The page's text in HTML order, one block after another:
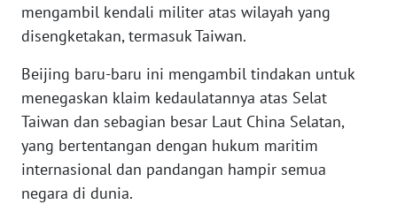
mengambil kendali militer atas wilayah yang
disengketakan, termasuk Taiwan.
Beijing baru-baru ini mengambil tindakan untuk
menegaskan klaim kedaulatannya atas Selat
Taiwan dan sebagian besar Laut China Selatan,
yang bertentangan dengan hukum maritim
internasional dan pandangan hampir semua
negara di dunia.
WN
PAPUA
WN
PAPUA
BARAT
WN
RIAU